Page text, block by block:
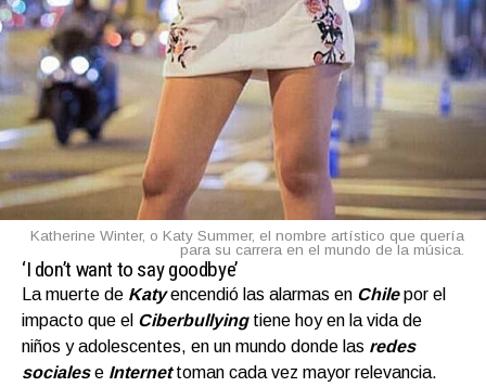
Katherine Winter, o Katy Summer, el nombre artístico que quería
para su carrera en el mundo de la música.
‘I don’t want to say goodbye’
La muerte de Katy encendió las alarmas en Chilepor el
impacto que el Ciberbullyingtiene hoy en la vida de
niños y adolescentes, en un mundo donde las redes
socialese Internet toman cada vez mayor relevancia.